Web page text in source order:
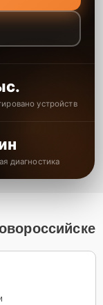
устройств
диагностика